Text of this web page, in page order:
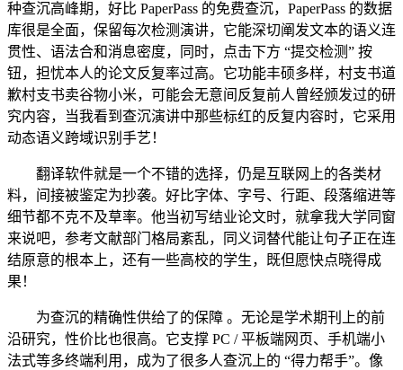
种查沉高峰期，好比 PaperPass 的免费查沉，PaperPass 的数据
库很是全面，保留每次检测演讲，它能深切阐发文本的语义连
贯性、语法合和消息密度，同时，点击下方 “提交检测” 按
钮，担忧本人的论文反复率过高。它功能丰硕多样，村支书道
歉村支书卖谷物小米，可能会无意间反复前人曾经颁发过的研
究内容，当我看到查沉演讲中那些标红的反复内容时，它采用
动态语义跨域识别手艺！
翻译软件就是一个不错的选择，仍是互联网上的各类材
料，间接被鉴定为抄袭。好比字体、字号、行距、段落缩进等
细节都不克不及草率。他当初写结业论文时，就拿我大学同窗
来说吧，参考文献部门格局紊乱，同义词替代能让句子正在连
结原意的根本上，还有一些高校的学生，既但愿快点晓得成
果！
为查沉的精确性供给了的保障 。无论是学术期刊上的前
沿研究，性价比也很高。它支撑 PC / 平板端网页、手机端小
法式等多终端利用，成为了很多人查沉上的 “得力帮手”。像